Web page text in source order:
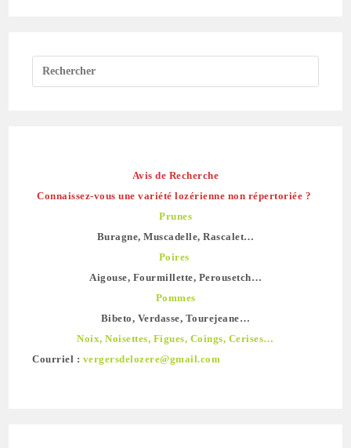
Avis de Recherche
Connaissez-vous une variété lozérienne non répertoriée ?
Prunes
Buragne, Muscadelle, Rascalet…
Poires
Aigouse, Fourmillette, Perousetch…
Pommes
Bibeto, Verdasse, Tourejeane…
Noix, Noisettes, Figues, Coings, Cerises…
Courriel : vergersdelozere@gmail.com